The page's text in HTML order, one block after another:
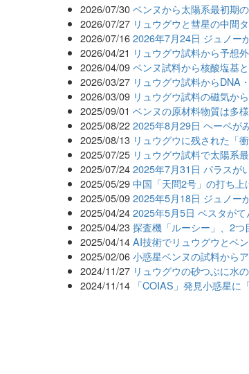
2026/07/30 ベンヌから太陽系最初期
2026/07/27 リュウグウと彗星の中間
2026/07/16 2026年7月24日 ジュノー
2026/04/21 リュウグウ試料から予想
2026/04/09 ベンヌ試料から核酸塩基
2026/03/27 リュウグウ試料からDNA
2026/03/09 リュウグウ試料の磁気か
2025/09/01 ベンヌの原材料物質は多
2025/08/22 2025年8月29日 ヘーベが
2025/08/13 リュウグウに残された「
2025/07/25 リュウグウ試料で太陽系
2025/07/24 2025年7月31日 パラスが
2025/05/29 中国「天問2号」の打ち
2025/05/09 2025年5月18日 ジュノー
2025/04/24 2025年5月5日 ベスタが
2025/04/23 探査機「ルーシー」、2
2025/04/14 AI技術でリュウグウとベ
2025/02/06 小惑星ベンヌの試料から
2024/11/27 リュウグウの砂つぶに水
2024/11/14 「COIAS」発見小惑星